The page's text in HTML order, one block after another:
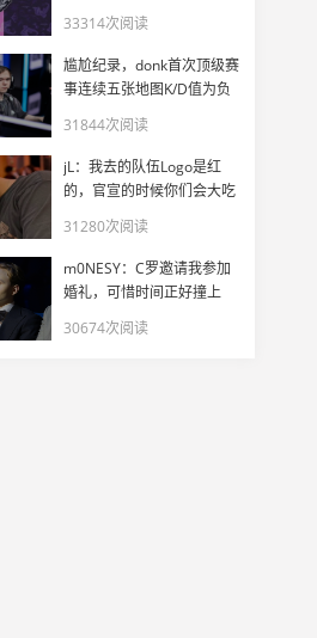
Na`Vi主场夺冠 LGD.SAS 要给
33314次阅读
尴尬纪录，donk首次顶级赛
事连续五张地图K/D值为负
31844次阅读
jL：我去的队伍Logo是红
的，官宣的时候你们会大吃
31280次阅读
m0NESY：C罗邀请我参加
婚礼，可惜时间正好撞上
30674次阅读